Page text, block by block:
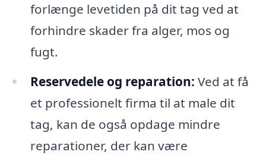
forlænge levetiden på dit tag ved at
forhindre skader fra alger, mos og
fugt.
Reservedele og reparation: Ved at få
et professionelt firma til at male dit
tag, kan de også opdage mindre
reparationer, der kan være